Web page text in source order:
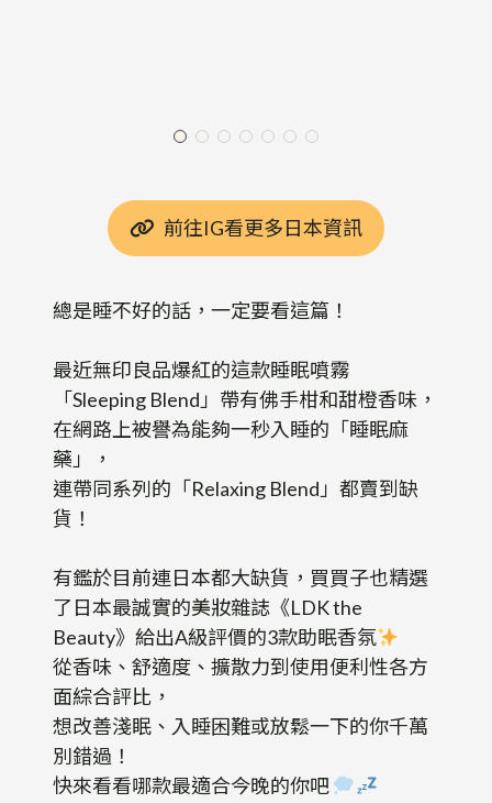
前往IG看更多日本資訊
總是睡不好的話，一定要看這篇！
最近無印良品爆紅的這款睡眠噴霧
「Sleeping Blend」帶有佛手柑和甜橙香味，
在網路上被譽為能夠一秒入睡的「睡眠麻
藥」，
連帶同系列的「Relaxing Blend」都賣到缺
貨！
有鑑於目前連日本都大缺貨，買買子也精選
了日本最誠實的美妝雜誌《LDK the
Beauty》給出A級評價的3款助眠香氛
從香味、舒適度、擴散力到使用便利性各方
面綜合評比，
想改善淺眠、入睡困難或放鬆一下的你千萬
別錯過！
快來看看哪款最適合今晚的你吧